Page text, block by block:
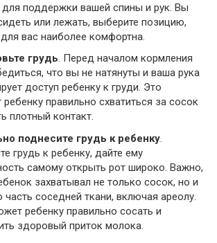
поддержки вашей спины и рук. Вы
или лежать, выберите позицию,
вас наиболее комфортна.
грудь. Перед началом кормления
что вы не натянуты и ваша рука
доступ ребенку к груди. Это
правильно схватиться за сосок
плотный контакт.
поднесите грудь к ребенку
грудь к ребенку, дайте ему
самому открыть рот широко. Важно,
захватывал не только сосок, но и
соседней ткани, включая ареолу.
ребенку правильно сосать и
здоровый приток молока.